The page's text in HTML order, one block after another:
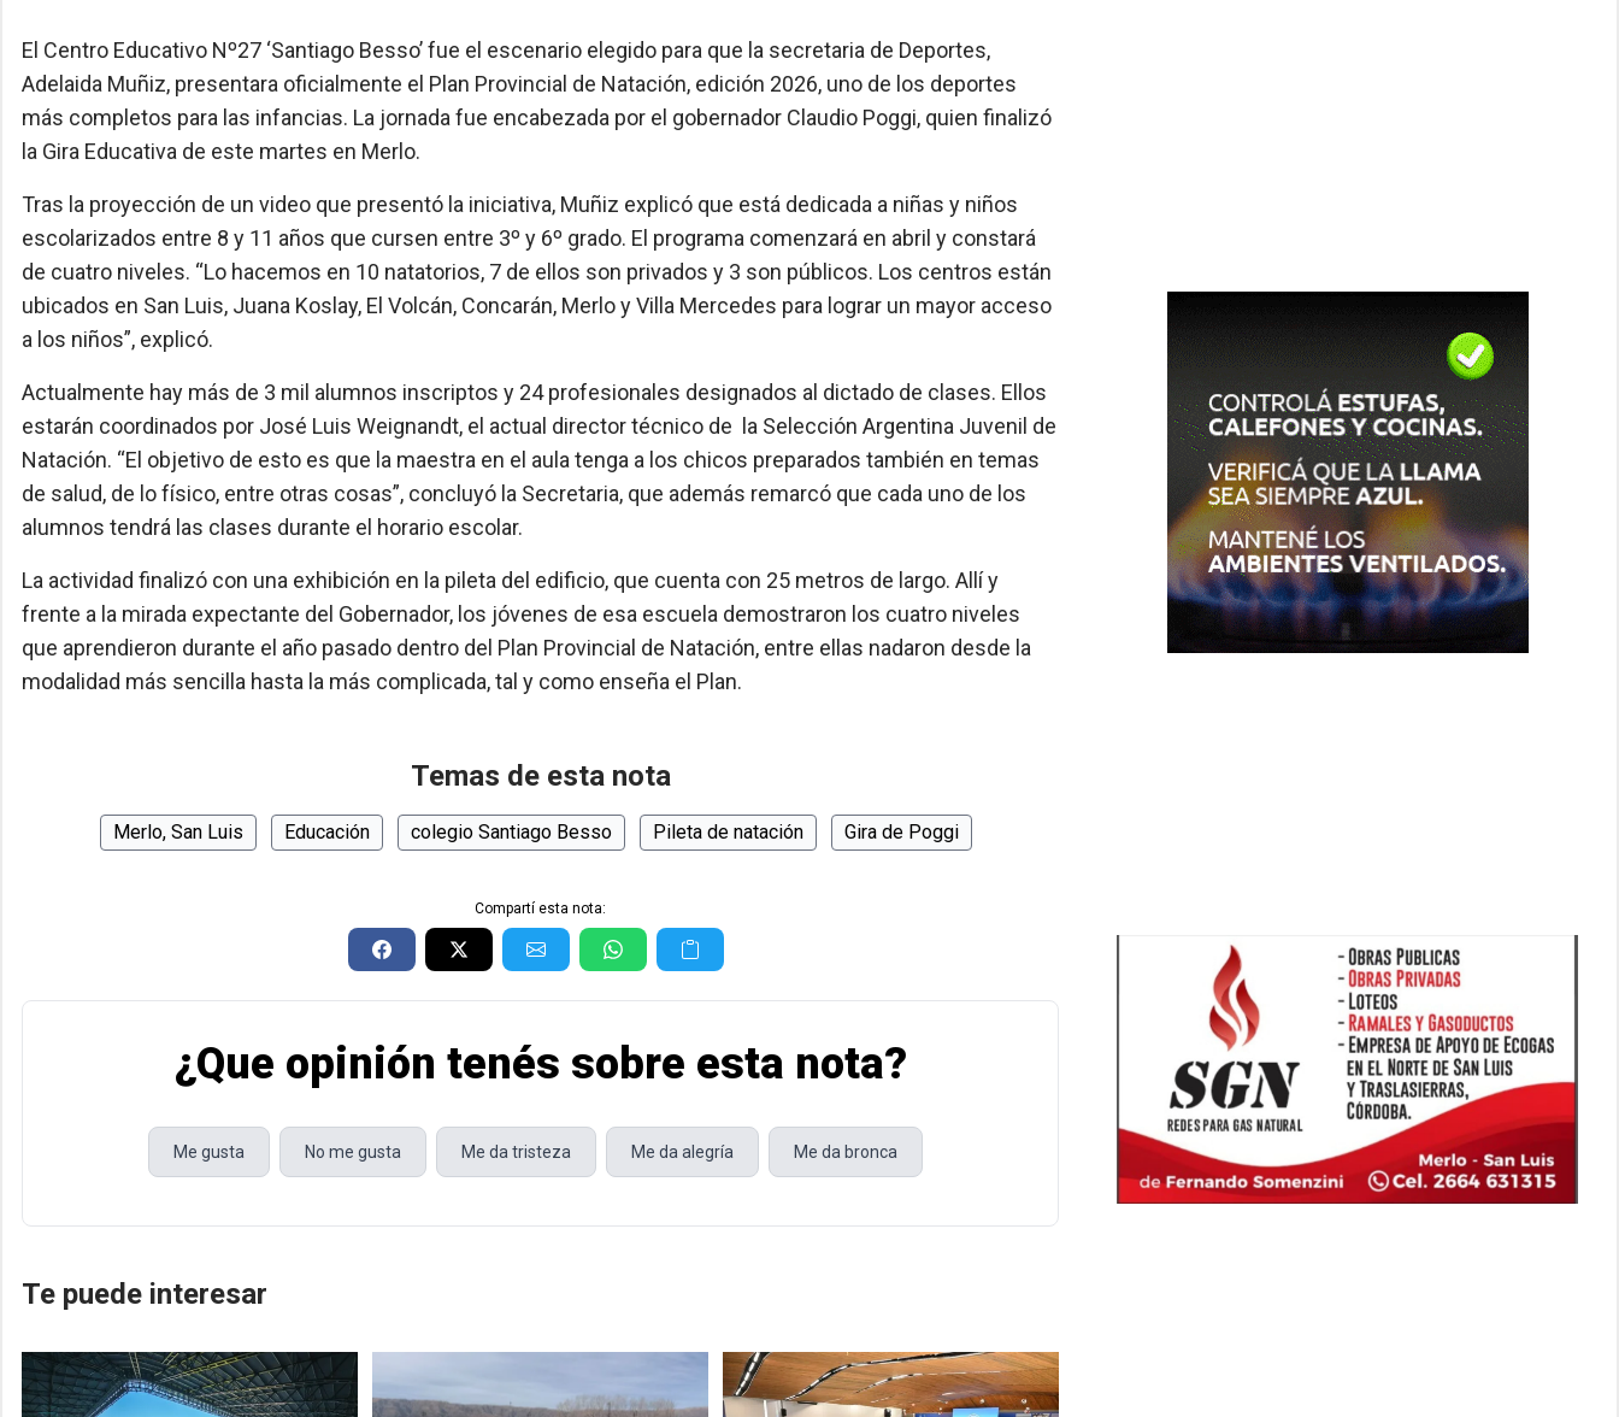
El Centro Educativo Nº27 ‘Santiago Besso’ fue el escenario elegido para que la secretaria de Deportes,
Adelaida Muñiz, presentara oficialmente el Plan Provincial de Natación, edición 2026, uno de los deportes
más completos para las infancias. La jornada fue encabezada por el gobernador Claudio Poggi, quien finalizó
la Gira Educativa de este martes en Merlo.
Tras la proyección de un video que presentó la iniciativa, Muñiz explicó que está dedicada a niñas y niños
escolarizados entre 8 y 11 años que cursen entre 3º y 6º grado. El programa comenzará en abril y constará
de cuatro niveles. “Lo hacemos en 10 natatorios, 7 de ellos son privados y 3 son públicos. Los centros están
ubicados en San Luis, Juana Koslay, El Volcán, Concarán, Merlo y Villa Mercedes para lograr un mayor acceso
a los niños”, explicó.
Actualmente hay más de 3 mil alumnos inscriptos y 24 profesionales designados al dictado de clases. Ellos
estarán coordinados por José Luis Weignandt, el actual director técnico de la Selección Argentina Juvenil de
Natación. “El objetivo de esto es que la maestra en el aula tenga a los chicos preparados también en temas
de salud, de lo físico, entre otras cosas”, concluyó la Secretaria, que además remarcó que cada uno de los
alumnos tendrá las clases durante el horario escolar.
La actividad finalizó con una exhibición en la pileta del edificio, que cuenta con 25 metros de largo. Allí y
frente a la mirada expectante del Gobernador, los jóvenes de esa escuela demostraron los cuatro niveles
que aprendieron durante el año pasado dentro del Plan Provincial de Natación, entre ellas nadaron desde la
modalidad más sencilla hasta la más complicada, tal y como enseña el Plan.
Temas de esta nota
Merlo, San Luis Educación colegio Santiago Besso Pileta de natación Gira de Poggi
Compartí esta nota:
¿Que opinión tenés sobre esta nota?
Me gusta No me gusta Me da tristeza Me da alegría Me da bronca
Te puede interesar